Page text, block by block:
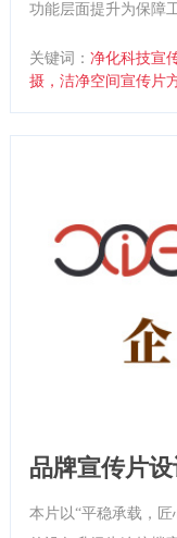
功能层面提升为保障
净环境的可靠守护者”
关键词：净化科技宣
摄，洁净空间宣传片
品牌宣传片
本片以“平稳承载，